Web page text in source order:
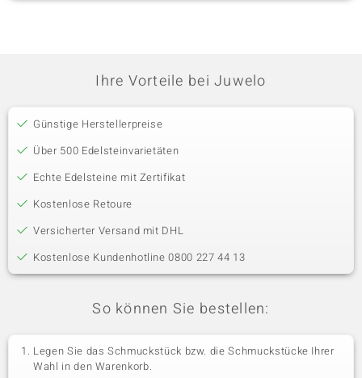
Ihre Vorteile bei Juwelo
Günstige Herstellerpreise
Über 500 Edelsteinvarietäten
Echte Edelsteine mit Zertifikat
Kostenlose Retoure
Versicherter Versand mit DHL
Kostenlose Kundenhotline 0800 227 44 13
So können Sie bestellen:
Legen Sie das Schmuckstück bzw. die Schmuckstücke Ihrer
Wahl in den Warenkorb.